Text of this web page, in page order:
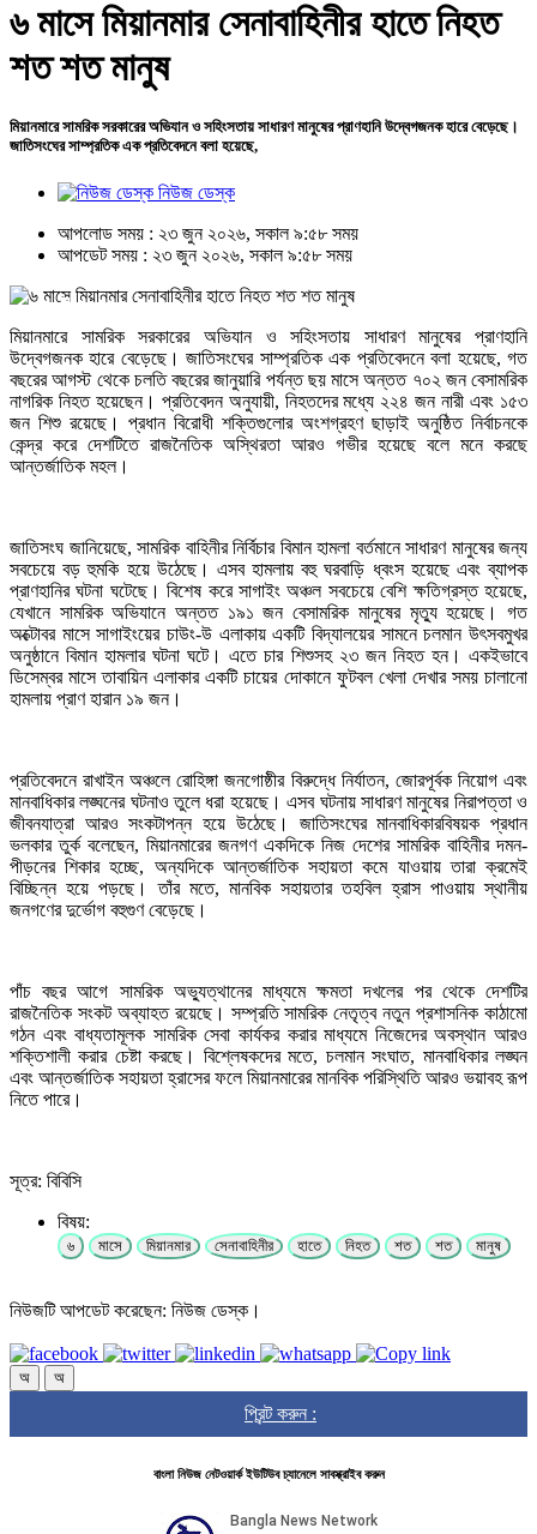
৬ মাসে মিয়ানমার সেনাবাহিনীর হাতে নিহত
শত শত মানুষ
মিয়ানমারে সামরিক সরকারের অভিযান ও সহিংসতায় সাধারণ মানুষের প্রাণহানি উদ্বেগজনক হারে বেড়েছে।
জাতিসংঘের সাম্প্রতিক এক প্রতিবেদনে বলা হয়েছে,
নিউজ ডেস্ক
আপলোড সময় : ২৩ জুন ২০২৬, সকাল ৯:৫৮ সময়
আপডেট সময় : ২৩ জুন ২০২৬, সকাল ৯:৫৮ সময়
মিয়ানমারে সামরিক সরকারের অভিযান ও সহিংসতায় সাধারণ মানুষের প্রাণহানি
উদ্বেগজনক হারে বেড়েছে। জাতিসংঘের সাম্প্রতিক এক প্রতিবেদনে বলা হয়েছে, গত
বছরের আগস্ট থেকে চলতি বছরের জানুয়ারি পর্যন্ত ছয় মাসে অন্তত ৭০২ জন বেসামরিক
নাগরিক নিহত হয়েছেন। প্রতিবেদন অনুযায়ী, নিহতদের মধ্যে ২২৪ জন নারী এবং ১৫৩
জন শিশু রয়েছে। প্রধান বিরোধী শক্তিগুলোর অংশগ্রহণ ছাড়াই অনুষ্ঠিত নির্বাচনকে
কেন্দ্র করে দেশটিতে রাজনৈতিক অস্থিরতা আরও গভীর হয়েছে বলে মনে করছে
আন্তর্জাতিক মহল।
জাতিসংঘ জানিয়েছে, সামরিক বাহিনীর নির্বিচার বিমান হামলা বর্তমানে সাধারণ মানুষের জন্য
সবচেয়ে বড় হুমকি হয়ে উঠেছে। এসব হামলায় বহু ঘরবাড়ি ধ্বংস হয়েছে এবং ব্যাপক
প্রাণহানির ঘটনা ঘটেছে। বিশেষ করে সাগাইং অঞ্চল সবচেয়ে বেশি ক্ষতিগ্রস্ত হয়েছে,
যেখানে সামরিক অভিযানে অন্তত ১৯১ জন বেসামরিক মানুষের মৃত্যু হয়েছে। গত
অক্টোবর মাসে সাগাইংয়ের চাউং-উ এলাকায় একটি বিদ্যালয়ের সামনে চলমান উৎসবমুখর
অনুষ্ঠানে বিমান হামলার ঘটনা ঘটে। এতে চার শিশুসহ ২৩ জন নিহত হন। একইভাবে
ডিসেম্বর মাসে তাবায়িন এলাকার একটি চায়ের দোকানে ফুটবল খেলা দেখার সময় চালানো
হামলায় প্রাণ হারান ১৯ জন।
প্রতিবেদনে রাখাইন অঞ্চলে রোহিঙ্গা জনগোষ্ঠীর বিরুদ্ধে নির্যাতন, জোরপূর্বক নিয়োগ এবং
মানবাধিকার লঙ্ঘনের ঘটনাও তুলে ধরা হয়েছে। এসব ঘটনায় সাধারণ মানুষের নিরাপত্তা ও
জীবনযাত্রা আরও সংকটাপন্ন হয়ে উঠেছে। জাতিসংঘের মানবাধিকারবিষয়ক প্রধান
ভলকার তুর্ক বলেছেন, মিয়ানমারের জনগণ একদিকে নিজ দেশের সামরিক বাহিনীর দমন-
পীড়নের শিকার হচ্ছে, অন্যদিকে আন্তর্জাতিক সহায়তা কমে যাওয়ায় তারা ক্রমেই
বিচ্ছিন্ন হয়ে পড়ছে। তাঁর মতে, মানবিক সহায়তার তহবিল হ্রাস পাওয়ায় স্থানীয়
জনগণের দুর্ভোগ বহুগুণ বেড়েছে।
পাঁচ বছর আগে সামরিক অভ্যুত্থানের মাধ্যমে ক্ষমতা দখলের পর থেকে দেশটির
রাজনৈতিক সংকট অব্যাহত রয়েছে। সম্প্রতি সামরিক নেতৃত্ব নতুন প্রশাসনিক কাঠামো
গঠন এবং বাধ্যতামূলক সামরিক সেবা কার্যকর করার মাধ্যমে নিজেদের অবস্থান আরও
শক্তিশালী করার চেষ্টা করছে। বিশ্লেষকদের মতে, চলমান সংঘাত, মানবাধিকার লঙ্ঘন
এবং আন্তর্জাতিক সহায়তা হ্রাসের ফলে মিয়ানমারের মানবিক পরিস্থিতি আরও ভয়াবহ রূপ
নিতে পারে।
সূত্র: বিবিসি
বিষয়:
৬ মাসে মিয়ানমার সেনাবাহিনীর হাতে নিহত শত শত মানুষ
নিউজটি আপডেট করেছেন: নিউজ ডেস্ক।
অ অ
প্রিন্ট করুন :
বাংলা নিউজ নেটওয়ার্ক ইউটিউব চ্যানেলে সাবস্ক্রাইব করুন